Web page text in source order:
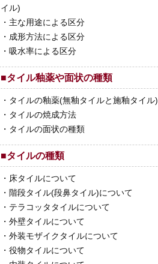
イル)
・ 主な用途による区分
・ 成形方法による区分
・ 吸水率による区分
■タイル釉薬や面状の種類
・ タイルの釉薬(無釉タイルと施釉タイル)
・ タイルの焼成方法
・ タイルの面状の種類
■タイルの種類
・ 床タイルについて
・ 階段タイル(段鼻タイル)について
・ テラコッタタイルについて
・ 外壁タイルについて
・ 外装モザイクタイルについて
・ 役物タイルについて